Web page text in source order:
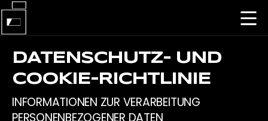
DATENSCHUTZ- UND
COOKIE-RICHTLINIE
INFORMATIONEN ZUR VERARBEITUNG
PERSONENBEZOGENER DATEN